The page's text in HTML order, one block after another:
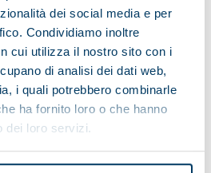
dei social media e per
Condividiamo inoltre
cui utilizza il nostro sito con i
di analisi dei dati web,
i quali potrebbero combinarle
ha fornito loro o che hanno
dei loro servizi.